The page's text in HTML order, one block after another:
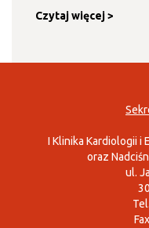
Czytaj więcej >
I Klinika Kardiologii
oraz
ul.